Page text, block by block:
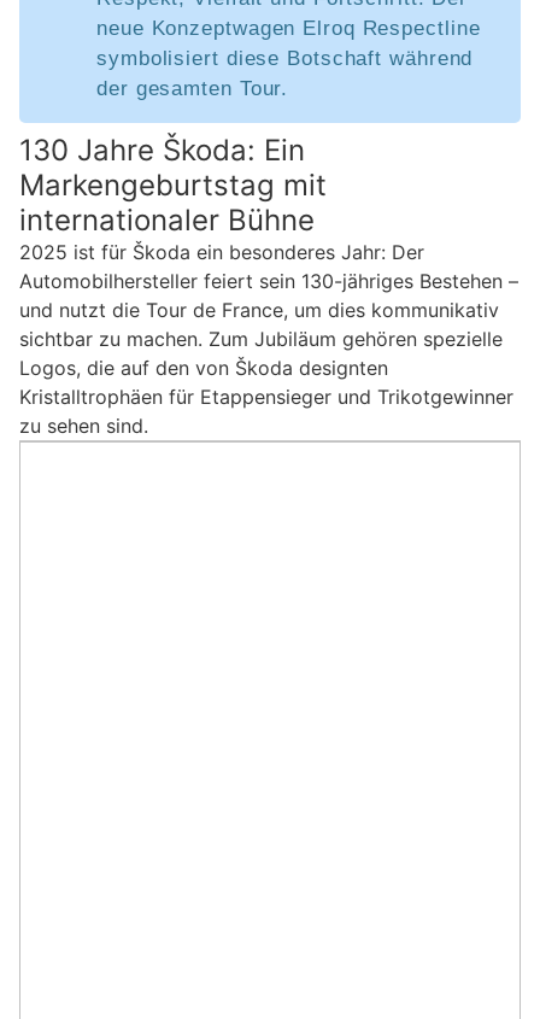
neue Konzeptwagen Elroq Respectline
symbolisiert diese Botschaft während
der gesamten Tour.
130 Jahre Škoda: Ein
Markengeburtstag mit
internationaler Bühne
2025 ist für Škoda ein besonderes Jahr: Der
Automobilhersteller feiert sein 130-jähriges Bestehen –
und nutzt die Tour de France, um dies kommunikativ
sichtbar zu machen. Zum Jubiläum gehören spezielle
Logos, die auf den von Škoda designten
Kristalltrophäen für Etappensieger und Trikotgewinner
zu sehen sind.